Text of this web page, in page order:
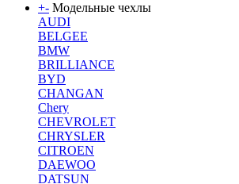
+- Модельные чехлы
AUDI
BELGEE
BMW
BRILLIANCE
BYD
CHANGAN
Chery
CHEVROLET
CHRYSLER
CITROEN
DAEWOO
DATSUN